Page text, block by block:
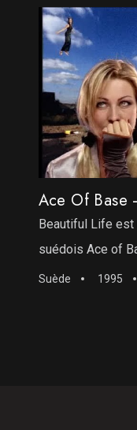
Ace Of Base
Beautiful Life est
suédois Ace of
Suède 1995